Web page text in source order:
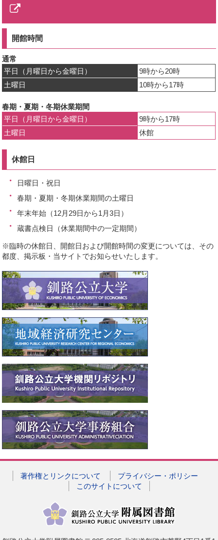
新
規
ペ
ー
ジ
開
き
ま
す
開館時間
通常
平日（月曜日から金曜日）
9時から20時
土曜日
10時から17時
春期・夏期・冬期休業期間
平日（月曜日から金曜日）
9時から17時
土曜日
休館
休館日
日曜日・祝日
春期・夏期・冬期休業期間の土曜日
年末年始（12月29日から1月3日）
蔵書点検日（休業期間中の一定期間）
※臨時の休館日、開館日および開館時間の変更については、その
都度、掲示板・当サイトでお知らせいたします。
著作権とリンクについて
プライバシー・ポリシー
このサイトについて